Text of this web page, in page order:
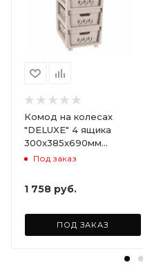
Комод на колесах
"DELUXE" 4 ящика
300х385х690мм
(Светло-бежевый)
Под заказ
1 758 руб.
ПОД ЗАКАЗ